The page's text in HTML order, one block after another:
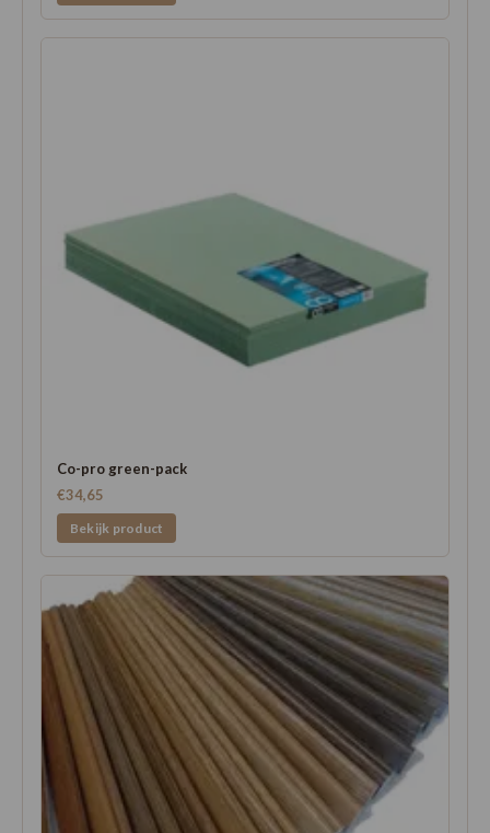
Co-pro green-pack
€34,65
Bekijk product